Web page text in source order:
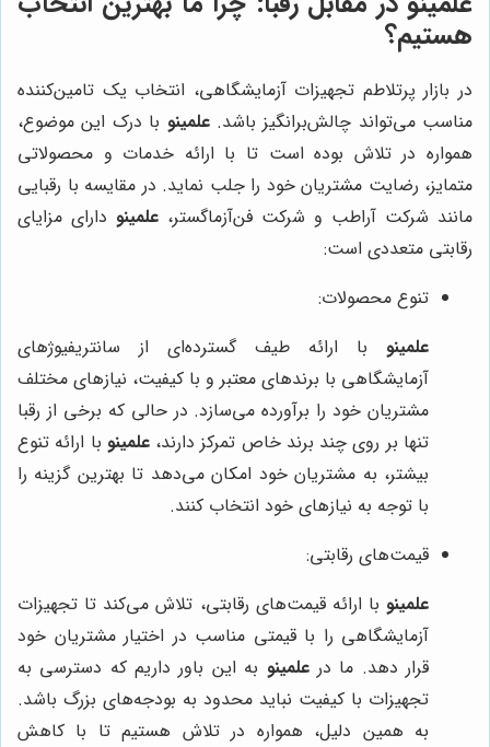
هستیم؟
در بازار پرتلاطم تجهیزات آزمایشگاهی، انتخاب یک تامین‌کننده
مناسب می‌تواند چالش‌برانگیز باشد.علمینو با درک این موضوع،
همواره در تلاش بوده است تا با ارائه خدمات و محصولاتی
متمایز، رضایت مشتریان خود را جلب نماید. در مقایسه با رقبایی
مانند شرکت آراطب و شرکت فن‌آزماگستر، علمینو دارای مزایای
رقابتی متعددی است:
تنوع محصولات:
علمینو با ارائه طیف گسترده‌ای از سانتریفیوژهای
آزمایشگاهی با برندهای معتبر و با کیفیت، نیازهای مختلف
مشتریان خود را برآورده می‌سازد. در حالی که برخی از رقبا
تنها بر روی چند برند خاص تمرکز دارند،علمینو با ارائه تنوع
بیشتر، به مشتریان خود امکان می‌دهد تا بهترین گزینه را
با توجه به نیازهای خود انتخاب کنند.
قیمت‌های رقابتی:
علمینو با ارائه قیمت‌های رقابتی، تلاش می‌کند تا تجهیزات
آزمایشگاهی را با قیمتی مناسب در اختیار مشتریان خود
قرار دهد. ما درعلمینو به این باور داریم که دسترسی به
تجهیزات با کیفیت نباید محدود به بودجه‌های بزرگ باشد.
به همین دلیل، همواره در تلاش هستیم تا با کاهش